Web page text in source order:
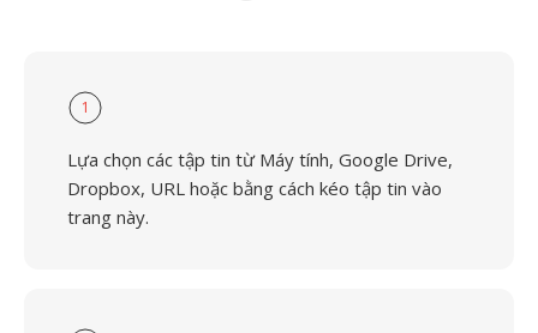
1
Lựa chọn các tập tin từ Máy tính, Google Drive,
Dropbox, URL hoặc bằng cách kéo tập tin vào
trang này.